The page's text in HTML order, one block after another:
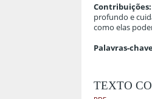
Contribuições:
profundo e
como elas
Palavras-
TEXTO